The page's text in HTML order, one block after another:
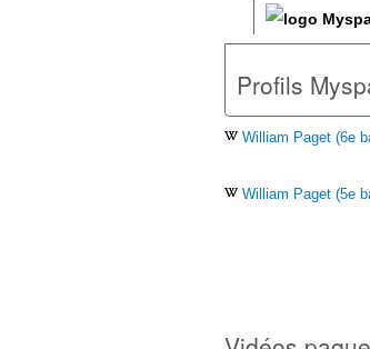
Profils
William Paget (6e
William Paget (5e